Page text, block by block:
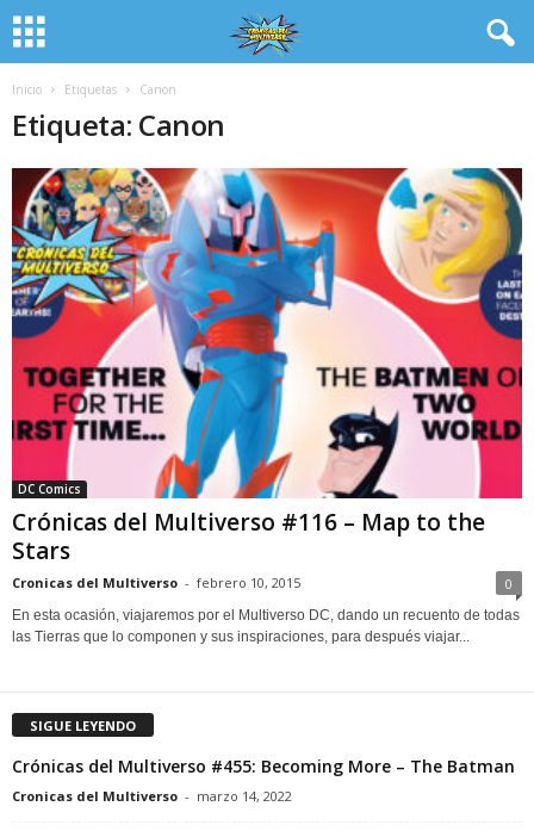
Inicio Etiquetas Canon
Etiqueta: Canon
DC Comics
Crónicas del Multiverso #116 – Map to the
Stars
Cronicas del Multiverso - febrero 10, 2015 0
En esta ocasión, viajaremos por el Multiverso DC, dando un recuento de todas
las Tierras que lo componen y sus inspiraciones, para después viajar...
SIGUE LEYENDO
Crónicas del Multiverso #455: Becoming More – The Batman
Cronicas del Multiverso - marzo 14, 2022